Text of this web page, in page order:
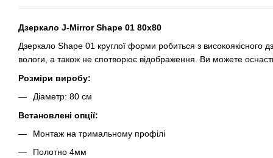
Дзеркало J-Mirror Shape 01 80x80
Дзеркало Shape 01 круглої форми робиться з високоякісного
вологи, а також не спотворює відображення. Ви можете
Розміри виробу:
Діаметр: 80 см
Встановлені опції:
Монтаж на тримальному профілі
Полотно 4мм